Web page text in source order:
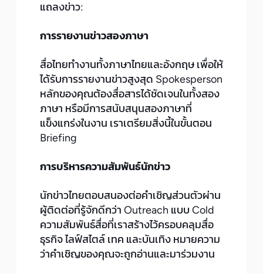
แถลงข่าว:
การรายงานข่าวสองภาษา
สื่อไทยทำงานทั้งภาษาไทยและอังกฤษ เพื่อให้
ได้รับการรายงานข่าวสูงสุด Spokesperson
หลักของคุณต้องสื่อสารได้ชัดเจนในทั้งสอง
ภาษา หรือมีการสนับสนุนสองภาษาที่
แข็งแกร่งในงาน เราเตรียมสิ่งนี้ในขั้นตอน
Briefing
การบริหารความสัมพันธ์นักข่าว
นักข่าวไทยตอบสนองต่อคำเชิญส่วนตัวผ่าน
ผู้ติดต่อที่รู้จักดีกว่า Outreach แบบ Cold
ความสัมพันธ์สื่อที่เราสร้างไว้ครอบคลุมสื่อ
ธุรกิจ ไลฟ์สไตล์ เทค และบันเทิง หมายความ
ว่าคำเชิญของคุณจะถูกอ่านและมาร่วมงาน